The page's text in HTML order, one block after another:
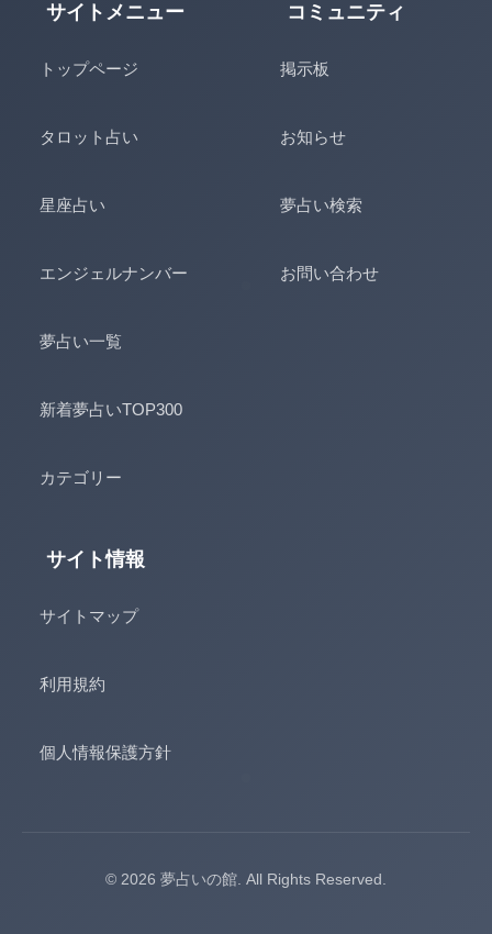
サイトメニュー
トップページ
タロット占い
星座占い
エンジェルナンバー
夢占い一覧
新着夢占いTOP300
カテゴリー
コミュニティ
掲示板
お知らせ
夢占い検索
お問い合わせ
サイト情報
サイトマップ
利用規約
個人情報保護方針
© 2026 夢占いの館. All Rights Reserved.